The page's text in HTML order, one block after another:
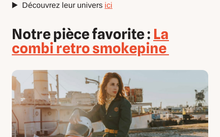
▶️ Découvrez leur univers ici
Notre pièce favorite : La
combi retro smokepine